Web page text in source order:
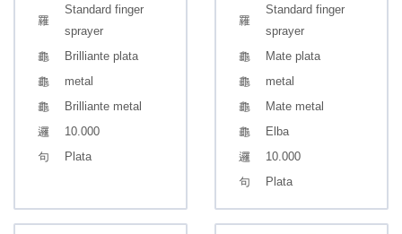
Standard finger
sprayer
Brilliante plata
metal
Brilliante metal
10.000
Plata
Standard finger
sprayer
Mate plata
metal
Mate metal
Elba
10.000
Plata